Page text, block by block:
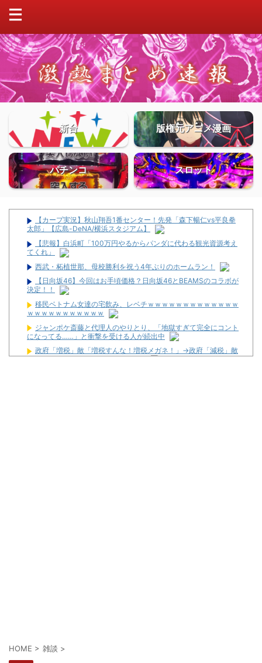
新台 版権元アニメ漫画
パチンコ スロット
【カープ実況】秋山翔吾1番センター！先発「森下暢仁vs平良拳
太郎」【広島-DeNA/横浜スタジアム】
【悲報】白浜町「100万円やるからパンダに代わる観光資源考え
てくれ」
西武・柘植世那、母校勝利を祝う4年ぶりのホームラン！
【日向坂46】今回はお手頃価格？日向坂46とBEAMSのコラボが
決定！！
移民ベトナム女達の宅飲み、レベチｗｗｗｗｗｗｗｗｗｗｗｗｗ
ｗｗｗｗｗｗｗｗｗｗｗ
ジャンポケ斎藤と代理人のやりとり、「地獄すぎて完全にコント
になってる……」と衝撃を受ける人が続出中
政府「増税」敵「増税すんな！増税メガネ！」→政府「減税」敵
「減税すんな！社会保障どうなる！」
HOME > 雑談 >